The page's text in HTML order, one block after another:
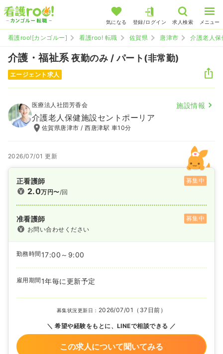
気になる 登録/ログイン 求人検索 メニュー
看護roo![カンゴルー] 看護roo! 転職 佐賀県 唐津市 介護老人
介護・福祉系夜勤のみ / パート(非常勤)
エージェント求人
医療法人社団芳香会 施設情報
介護老人保健施設セントポーリア
佐賀県唐津市 / 西唐津駅 車10分
2026/07/01 更新
正看護師 募集中
2.0万円〜/回
准看護師
募集中
お問い合わせください
勤務時間 17:00～9:00
雇用期間 1年毎に更新予定
募集状況更新日： 2026/07/01（37日前）
希望や経験をもとに、LINEで相談できる
この求人について聞いてみる